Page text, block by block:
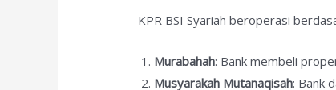
KPR BSI Syariah beroperasi
Murabahah: Bank membeli
Musyarakah Mutanaqisah: Bank